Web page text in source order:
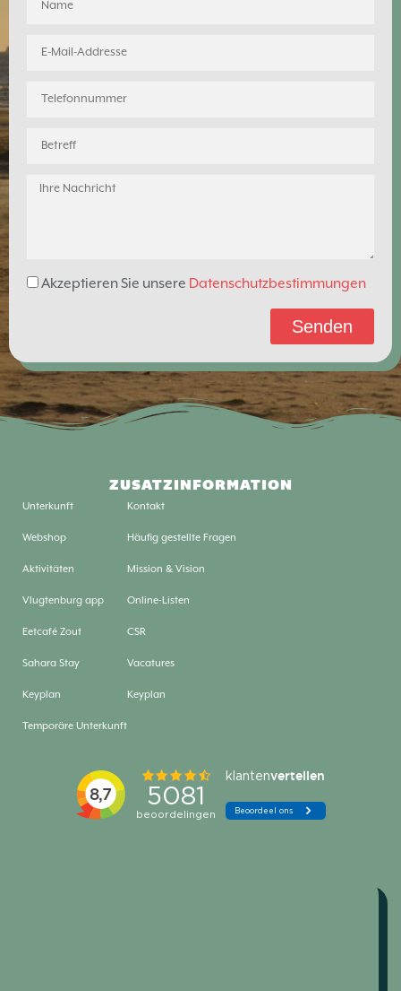
Akzeptieren Sie unsere Datenschutzbestimmungen
Senden
ZUSATZINFORMATION
Unterkunft
Webshop
Aktivitäten
Vlugtenburg app
Eetcafé Zout
Sahara Stay
Keyplan
Temporäre Unterkunft
Kontakt
Häufig gestellte Fragen
Mission & Vision
Online-Listen
CSR
Vacatures
Keyplan